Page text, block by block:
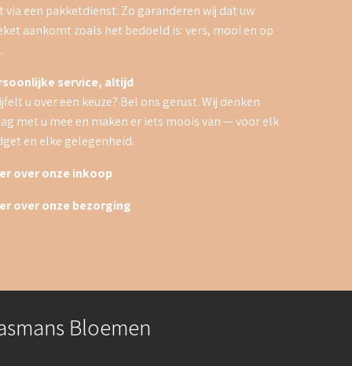
via een pakketdienst. Zo garanderen wij dat uw
aankomt zoals het bedoeld is: vers, mooi en op
service, altijd
u over een keuze? Bel ons gerust. Wij denken
met u mee en maken er iets moois van — voor elk
en elke gelegenheid.
over onze inkoop
over onze bezorging
Bloemen